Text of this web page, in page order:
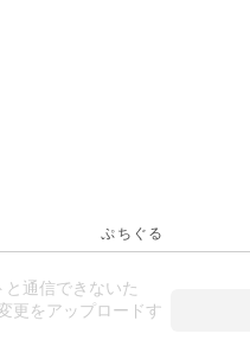
ぷちぐる
通信できないた
更をアップロードす